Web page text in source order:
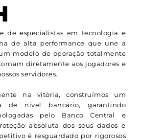
de especialistas em tecnologia e
de alta performance que une a
modelo de operação totalmente
diretamente aos jogadores e
servidores.
na vitória, construímos um
de nível bancário, garantindo
pelo Banco Central e
absoluta dos seus dados e
é resguardado por rigorosos